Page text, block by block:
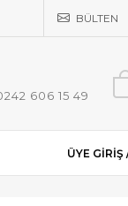
BÜLTEN
606 15 49
ÜYE GIRIŞ